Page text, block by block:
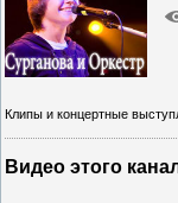
Клипы и концертные
Видео этого